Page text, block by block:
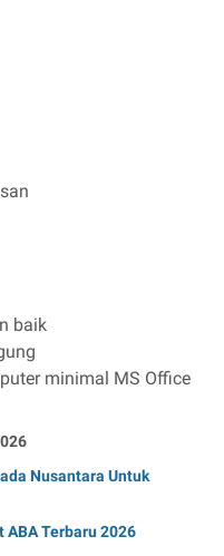
baik
minimal MS Office
Nusantara Untuk
ABA Terbaru 2026